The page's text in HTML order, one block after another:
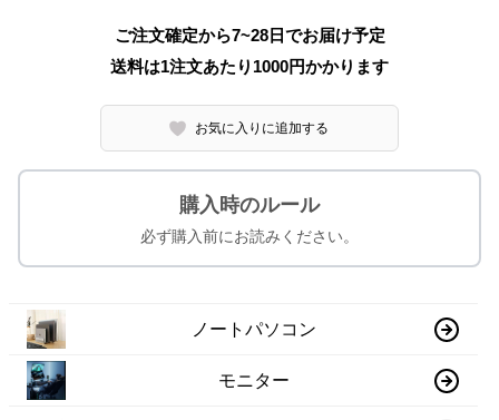
ご注文確定から7~28日でお届け予定
送料は1注文あたり 1000円かかります
お気に入りに追加する
購入時のルール
必ず購入前にお読みください。
ノートパソコン
モニター